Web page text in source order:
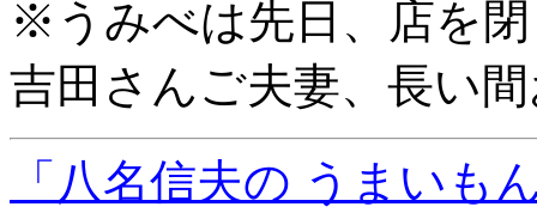
※うみべは先日、店を
吉田さんご夫妻、長い
「八名信夫の うまいも